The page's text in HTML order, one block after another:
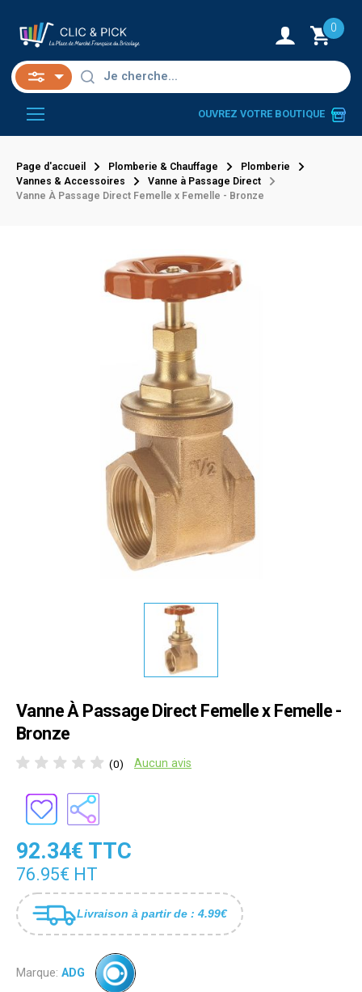
0
OUVREZ VOTRE BOUTIQUE
Page d'accueil Plomberie & Chauffage
Plomberie
Vannes & Accessoires
Vanne à Passage Direct
Vanne À Passage Direct Femelle x Femelle - Bronze
Vanne À Passage Direct Femelle x Femelle -
Bronze
(0) Aucun avis
92.34€ TTC
76.95€ HT
Livraison à partir de : 4.99€
Marque: ADG